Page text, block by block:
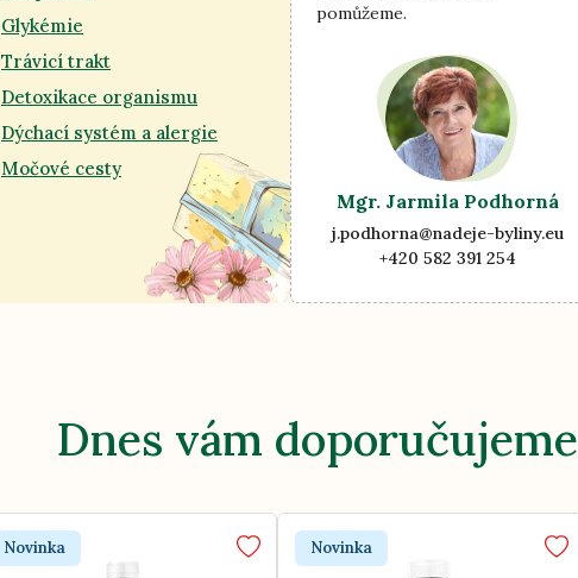
Glykémie
Trávicí trakt
Detoxikace organismu
Dýchací systém a alergie
Močové cesty
pomůžeme.
Mgr. Jarmila Podhorná
j.podhorna@nadeje-byliny.eu
+420 582 391 254
Dnes vám doporučujeme
Novinka Novinka